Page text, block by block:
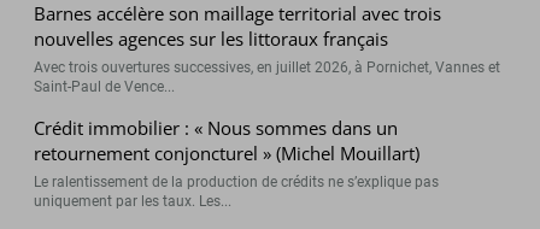
Barnes accélère son maillage territorial avec trois
nouvelles agences sur les littoraux français
Avec trois ouvertures successives, en juillet 2026, à Pornichet, Vannes et
Saint-Paul de Vence...
Crédit immobilier : « Nous sommes dans un
retournement conjoncturel » (Michel Mouillart)
Le ralentissement de la production de crédits ne s’explique pas
uniquement par les taux. Les...